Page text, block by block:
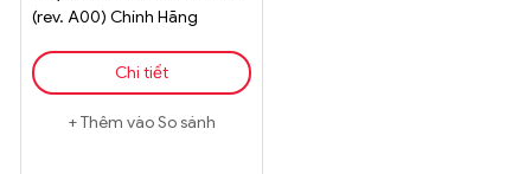
(rev. A00) Chính Hãng
Chi tiết
Thêm vào So sánh